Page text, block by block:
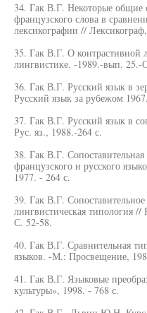
34. Гак В.Г. Некоторые общие
французского слова в
лексикографии //
35. Гак В.Г. О контрастивной
лингвистике. -1989.-вып. 25.-
36. Гак В.Г. Русский язык в
Русский язык за рубежом
37. Гак В.Г. Русский язык в
Рус. яз., 1988.-264 с.
38. Гак В.Г.
французского и русского
1977. - 264 с.
39. Гак В.Г.
лингвистическая типология
С. 52-58.
40. Гак В.Г. Сравнительная
языков. -М.: Просвещение,
41. Гак В.Г. Языковые
культуры», 1998. - 768 с.